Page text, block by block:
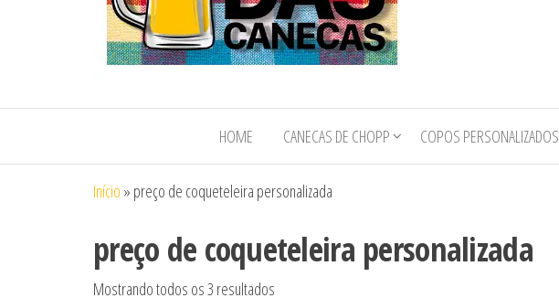
Personalizados
Canecas de
HOME CANECAS DE CHOPP COPOS PERSONALIZADOS
Início » preço de coqueteleira personalizada
preço de coqueteleira personalizada
Mostrando todos os 3 resultados